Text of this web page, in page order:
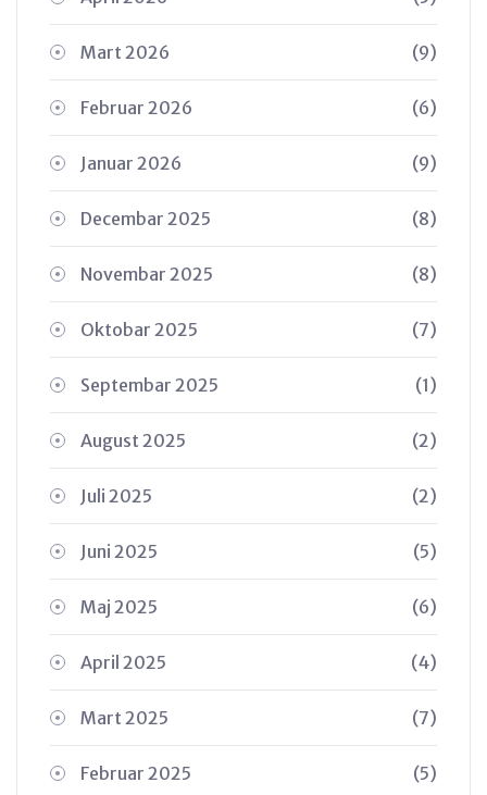
Mart 2026 (9)
Februar 2026 (6)
Januar 2026 (9)
Decembar 2025 (8)
Novembar 2025 (8)
Oktobar 2025 (7)
Septembar 2025 (1)
August 2025 (2)
Juli 2025 (2)
Juni 2025 (5)
Maj 2025 (6)
April 2025 (4)
Mart 2025 (7)
Februar 2025 (5)